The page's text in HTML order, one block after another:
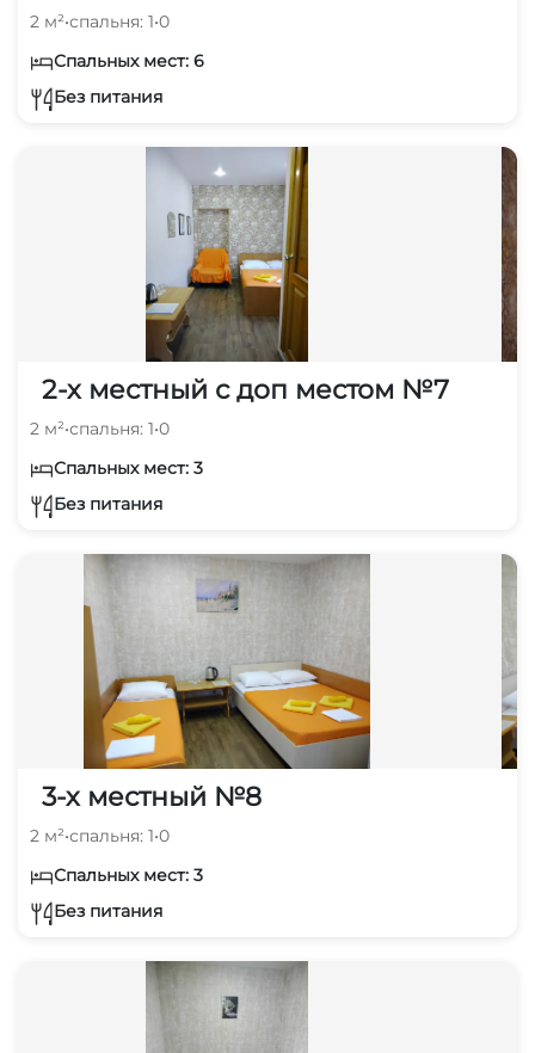
2 м²•спальня: 1•0
Спальных мест: 6
Без питания
2-х местный с доп местом №7
2 м²•спальня: 1•0
Спальных мест: 3
Без питания
3-х местный №8
2 м²•спальня: 1•0
Спальных мест: 3
Без питания